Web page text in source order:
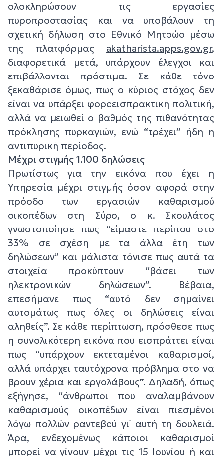
ολοκληρώσουν τις εργασίες
πυροπροστασίας και να υποβάλουν τη
σχετική δήλωση στο Εθνικό Μητρώο μέσω
της πλατφόρμας akatharista.apps.gov.gr,
διαφορετικά μετά, υπάρχουν έλεγχοι και
επιβάλλονται πρόστιμα. Σε κάθε τόνο
ξεκαθάρισε όμως, πως ο κύριος στόχος δεν
είναι να υπάρξει φοροεισπρακτική πολιτική,
αλλά να μειωθεί ο βαθμός της πιθανότητας
πρόκλησης πυρκαγιών, ενώ “τρέχει” ήδη η
αντιπυρική περίοδος.
Μέχρι στιγμής 1.100 δηλώσεις
Πρωτίστως για την εικόνα που έχει η
Υπηρεσία μέχρι στιγμής όσον αφορά στην
πρόοδο των εργασιών καθαρισμού
οικοπέδων στη Σύρο, ο κ. Σκουλάτος
γνωστοποίησε πως “είμαστε περίπου στο
33% σε σχέση με τα άλλα έτη των
δηλώσεων” και μάλιστα τόνισε πως αυτά τα
στοιχεία προκύπτουν “βάσει των
ηλεκτρονικών δηλώσεων”. Βέβαια,
επεσήμανε πως “αυτό δεν σημαίνει
αυτομάτως πως όλες οι δηλώσεις είναι
αληθείς”. Σε κάθε περίπτωση, πρόσθεσε πως
η συνολικότερη εικόνα που εισπράττει είναι
πως “υπάρχουν εκτεταμένοι καθαρισμοί,
αλλά υπάρχει ταυτόχρονα πρόβλημα στο να
βρουν χέρια και εργολάβους”. Δηλαδή, όπως
εξήγησε, “άνθρωποι που αναλαμβάνουν
καθαρισμούς οικοπέδων είναι πιεσμένοι
λόγω πολλών ραντεβού γι΄ αυτή τη δουλειά.
Άρα, ενδεχομένως κάποιοι καθαρισμοί
μπορεί να γίνουν μέχρι τις 15 Ιουνίου ή και